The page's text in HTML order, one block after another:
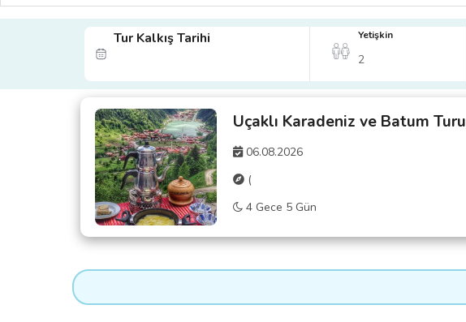
Tur Kalkış Tarihi Yetişkin
Uçaklı Karadeniz ve Batum Turu
06.08.2026
(
4 Gece 5 Gün